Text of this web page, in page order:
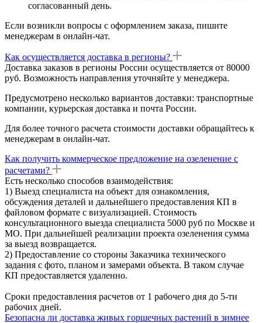
согласованный день.
Если возникли вопросы с оформлением заказа, пишите
менеджерам в онлайн-чат.
Как осуществляется доставка в регионы?
Доставка заказов в регионы России осуществляется от 80000
руб. Возможность направления уточняйте у менеджера.
Предусмотрено несколько вариантов доставки: транспортные
компании, курьерская доставка и почта России.
Для более точного расчета стоимости доставки обращайтесь к
менеджерам в онлайн-чат.
Как получить коммерческое предложение на озеленение с
расчетами?
Есть несколько способов взаимодействия:
1) Выезд специалиста на объект для ознакомления,
обсуждения деталей и дальнейшего предоставления КП в
файловом формате с визуализацией. Стоимость
консультационного выезда специалиста 5000 руб по Москве и
МО. При дальнейшей реализации проекта озеленения сумма
за выезд возвращается.
2) Предоставление со стороны Заказчика технического
задания с фото, планом и замерами объекта. В таком случае
КП предоставляется удаленно.
Сроки предоставления расчетов от 1 рабочего дня до 5-ти
рабочих дней.
Безопасна ли доставка живых горшечных растений в зимнее